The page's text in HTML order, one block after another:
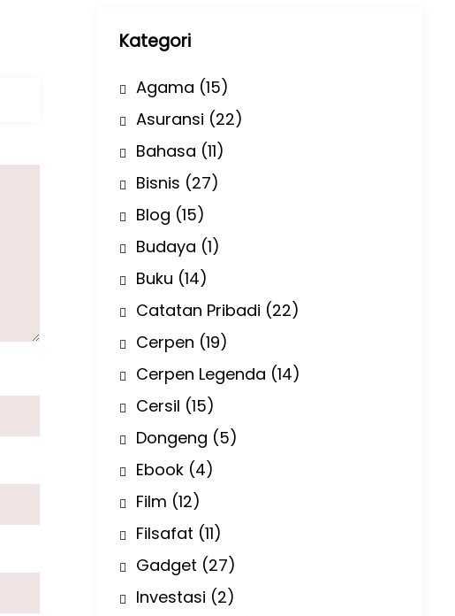
Kategori
Agama (15)
Asuransi (22)
Bahasa (11)
Bisnis (27)
Blog (15)
Budaya (1)
Buku (14)
Catatan Pribadi (22)
Cerpen (19)
Cerpen Legenda (14)
Cersil (15)
Dongeng (5)
Ebook (4)
Film (12)
Filsafat (11)
Gadget (27)
Investasi (2)